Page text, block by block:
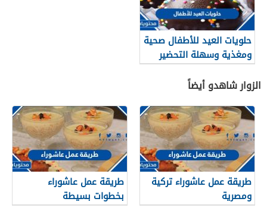
حلويات العيد للأطفال صحية
ومغذية وسهلة التحضير
الزوار شاهدو أيضاً
طريقة عمل عاشوراء تركية
ومصرية
طريقة عمل عاشوراء
بخطوات بسيطة